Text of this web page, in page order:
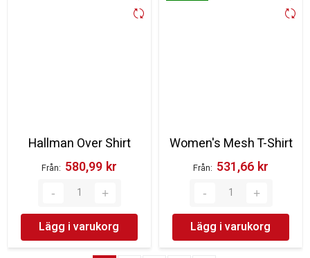
Hallman Over Shirt
Från 580,99 kr‎
Lägg i varukorg
Women's Mesh T-Shirt
Från 531,66 kr‎
Lägg i varukorg